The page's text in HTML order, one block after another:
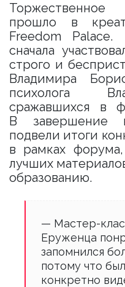
прошло в
Freedom Palace.
сначала
строго и
Владимира
психолога
сражавшихся в
В завершение
подвели итоги
в рамках
лучших
образованию.
— Мастер-
Еруженца
запомнился
потому что
конкретно